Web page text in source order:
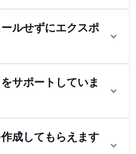
ルせずにエクスポ
サポートしていま
成してもらえます